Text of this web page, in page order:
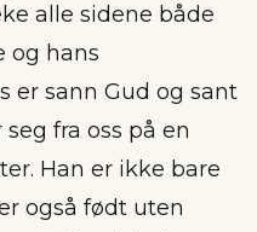
alle sidene både
og hans
er sann Gud og sant
fra oss på en
Han er ikke bare
også født uten